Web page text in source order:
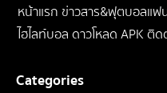
หน้าแรก ข่าวสาร&ฟุตบอลแฟ
ไฮไลท์บอลดาวโหลด APKติด
Categories